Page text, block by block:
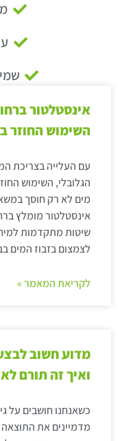
אינסטלטור
השימוש החוזר
עם העלייה בצריכת
הגלובלי, השימוש
מים לא רק חוסך
אינסטלטור מומלץ
שיטות מתקדמות
לצמצום בזבוז המים
לקריאת המאמר »
מדוע חשוב
ואיך זה תורם
כשאנחנו חושבים על
מדמיינים את התוצאה